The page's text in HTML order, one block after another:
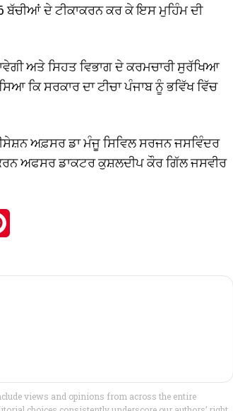
ਬੱਚੀਆਂ ਦੇ ਟੀਕਾਕਰਨ ਕਰ ਕੇ ਇਸ ਮੁਹਿੰਮ ਦੀ
ਅਤੇ ਸਿਹਤ ਵਿਭਾਗ ਦੇ ਕਰਮਚਾਰੀ ਸੁਰੱਖਿਆ
ਕਿ ਸਰਕਾਰ ਦਾ ਟੀਚਾ ਪੰਜਾਬ ਨੂੰ ਭਵਿੱਖ ਵਿੱਚ
ਅਫ਼ਸਰ ਡਾ ਮੰਜੂ ਸਿਵਿਲ ਸਰਜਨ ਜਸਵਿੰਦਰ
ਅਫਸਰ ਡਾਕਟਰ ਕੁਸ਼ਲਦੀਪ ਕੌਰ ਗਿੱਲ ਜਸਵੀਰ
views and opinions from across the entire